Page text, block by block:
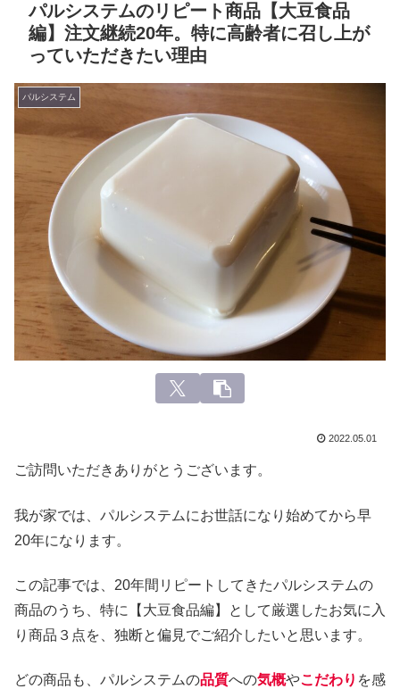
パルシステムのリピート商品【大豆食品
編】注文継続20年。特に高齢者に召し上が
っていただきたい理由
パルシステム
2022.05.01
ご訪問いただきありがとうございます。
我が家では、パルシステムにお世話になり始めてから早
20年になります。
この記事では、20年間リピートしてきたパルシステムの
商品のうち、特に【大豆食品編】として厳選したお気に入
り商品３点を、独断と偏見でご紹介したいと思います。
どの商品も、パルシステムの品質への気概やこだわり を感